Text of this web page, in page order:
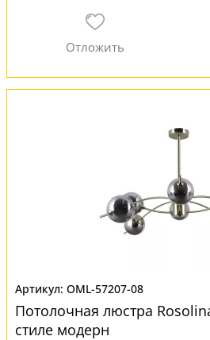
OML-57207-08
Потолочная люстра
стиле модерн